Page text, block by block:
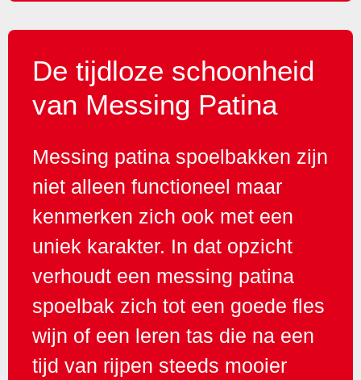
De tijdloze schoonheid
van Messing Patina
Messing patina spoelbakken zijn
niet alleen functioneel maar
kenmerken zich ook met een
uniek karakter. In dat opzicht
verhoudt een messing patina
spoelbak zich tot een goede fles
wijn of een leren tas die na een
tijd van rijpen steeds mooier